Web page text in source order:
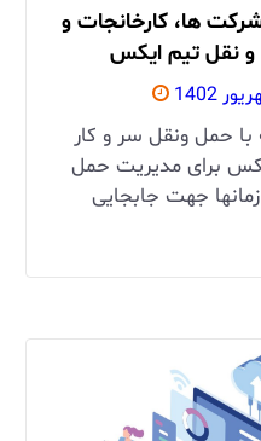
ها، کارخانجات و
و نقل تیم ایکس
حمل ونقل سر و کار
ایکس برای مدیریت حمل
جهت جابجایی